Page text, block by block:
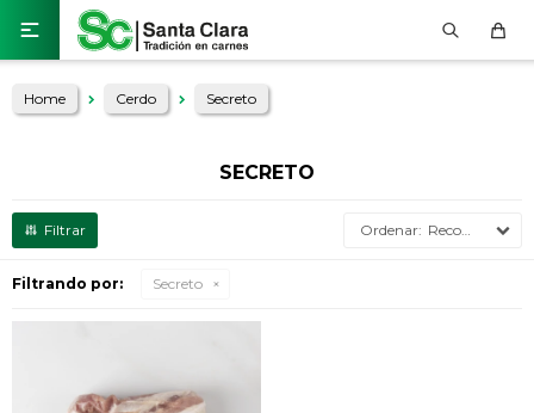

Home Cerdo Secreto
SECRETO
Recomendados
Filtrando por: Secreto